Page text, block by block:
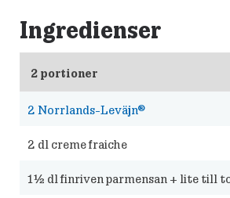
Ingredienser
2 Norrlands-Leväjn®
2 dl creme fraiche
1½ dl finriven parmensan + lite till